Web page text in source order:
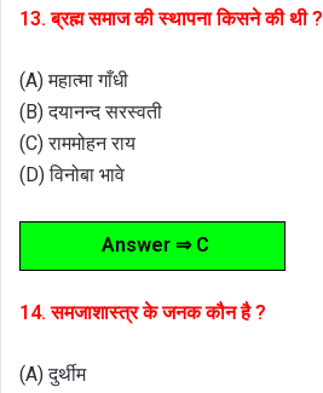
13. ब्रह्म समाज की स्थापना किसने की थी ?
(A) महात्मा गाँधी
(B) दयानन्द सरस्वती
(C) राममोहन राय
(D) विनोबा भावे
Answer ⇒ C
14. समजाशास्त्र के जनक कौन है ?
(A) दुर्थीम